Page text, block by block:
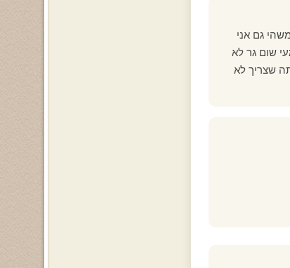
גם אני
שום גר לא
שצריך לא